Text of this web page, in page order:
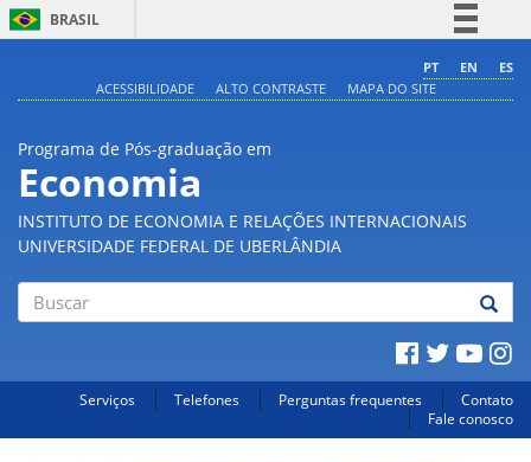
BRASIL
Comunica BR
PT EN
ES
ACESSIBILIDADE
ALTO CONTRASTE MAPA DO SITE
Programa de Pós-graduação em
Economia
INSTITUTO DE ECONOMIA E RELAÇÕES INTERNACIONAIS
UNIVERSIDADE FEDERAL DE UBERLÂNDIA
Serviços Telefones Perguntas frequentes
Contato
Fale conosco